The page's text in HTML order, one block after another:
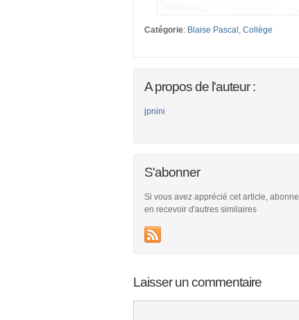
Catégorie: Blaise Pascal , Collège
A propos de l'auteur :
jpnini
S'abonner
Si vous avez apprécié cet article,
en recevoir d'autres similaires
Laisser un commentaire